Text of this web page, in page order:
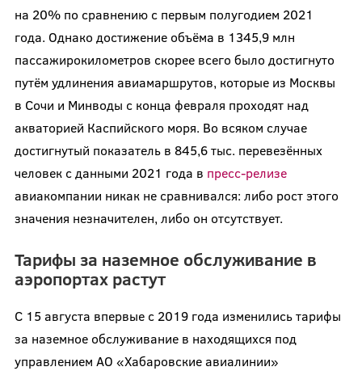
на 20% по сравнению с первым полугодием 2021
года. Однако достижение объёма в 1345,9 млн
пассажирокилометров скорее всего было достигнуто
путём удлинения авиамаршрутов, которые из Москвы
в Сочи и Минводы с конца февраля проходят над
акваторией Каспийского моря. Во всяком случае
достигнутый показатель в 845,6 тыс. перевезённых
человек с данными 2021 года в пресс-релизе
авиакомпании никак не сравнивался: либо рост этого
значения незначителен, либо он отсутствует.
Тарифы за наземное обслуживание в
аэропортах растут
С 15 августа впервые с 2019 года изменились тарифы
за наземное обслуживание в находящихся под
управлением АО «Хабаровские авиалинии»